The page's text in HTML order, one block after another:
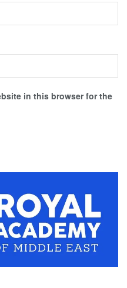
in this browser for the